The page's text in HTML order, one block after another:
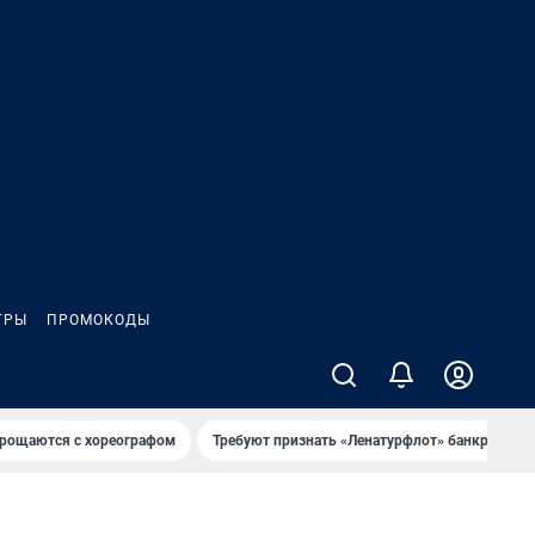
ПРОМОКОДЫ
с хореографом Требуют признать «Ленатурфлот» банкротом